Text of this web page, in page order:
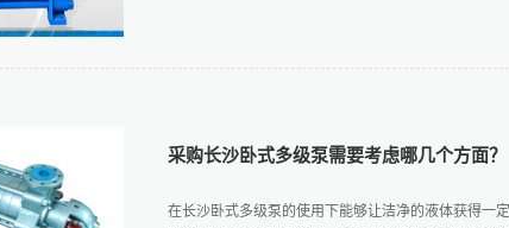
好试车工作，还要做好运行检查工作，管道泵的运行
三、做好对紧急停车状况的应对在管道泵的运行过程
采购长沙卧式多级泵需要考虑哪几个方面？
在长沙卧式多级泵的使用下能够让洁净的液体获得一